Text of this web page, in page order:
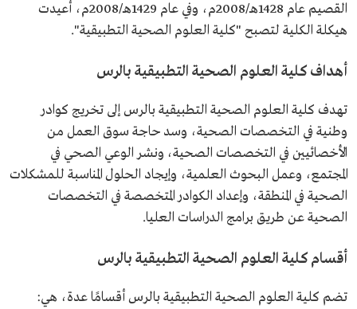
القصيم عام 1428هـ/2008م، وفي عام 1429هـ/2008م، أعيدت
هيكلة الكلية لتصبح "كلية العلوم الصحية التطبيقية".
أهداف كلية العلوم الصحية التطبيقية بالرس
تهدف كلية العلوم الصحية التطبيقية بالرس إلى تخريج كوادر
وطنية في التخصصات الصحية، وسد حاجة سوق العمل من
الأخصائيين في التخصصات الصحية، ونشر الوعي الصحي في
المجتمع، وعمل البحوث العلمية، وإيجاد الحلول المناسبة للمشكلات
الصحية في المنطقة، وإعداد الكوادر المتخصصة في التخصصات
الصحية عن طريق برامج الدراسات العليا.
أقسام كلية العلوم الصحية التطبيقية بالرس
تضم كلية العلوم الصحية التطبيقية بالرس أقسامًا عدة، هي: